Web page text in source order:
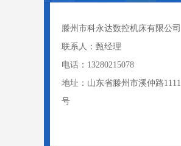
滕州市科永达数控机床有限公司
联系人：甄经理
电话：13280215078
地址：山东省滕州市溪仲路1111
号